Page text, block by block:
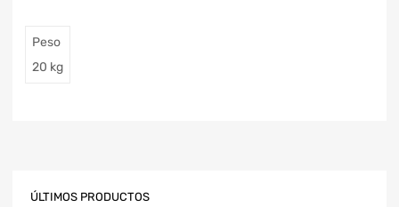
Peso
20 kg
ÚLTIMOS PRODUCTOS